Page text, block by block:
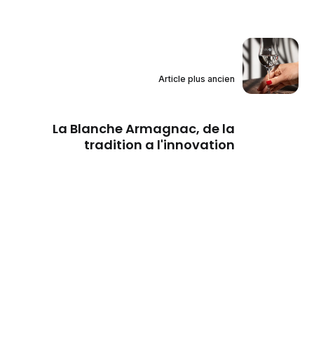
Article plus ancien
La Blanche Armagnac, de la
tradition a l'innovation